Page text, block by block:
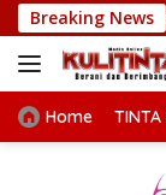
Langsung
ke
konten
Breaking News
Tapi Harus
Home TINTA